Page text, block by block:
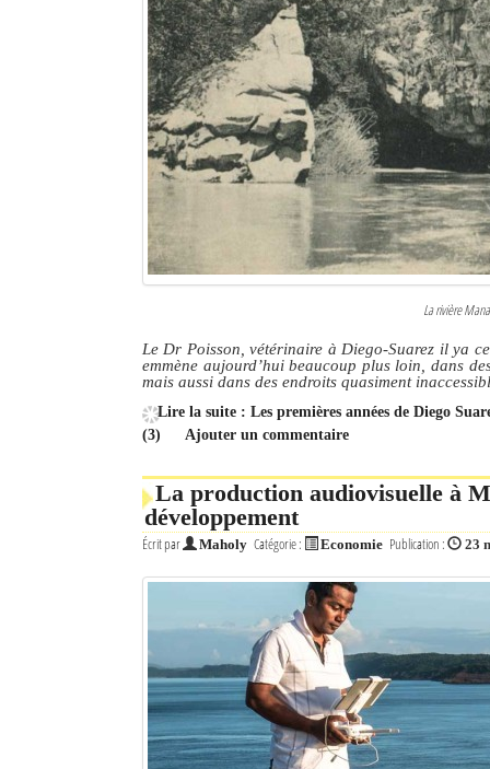
Le Nord de Madagascar
L'actualité du tourisme
Les Petites Annonces
La rivière
Le Dr Poisson, vétérinaire à Diego-Suarez il ya
emmène aujourd’hui beaucoup plus loin, dans
mais aussi dans des endroits quasiment
Lire la suite : Les premières années de Diego
(3)
Ajouter un commentaire
La production audiovisuelle à
développement
Écrit par Maholy Catégorie : Economie Publication : 23